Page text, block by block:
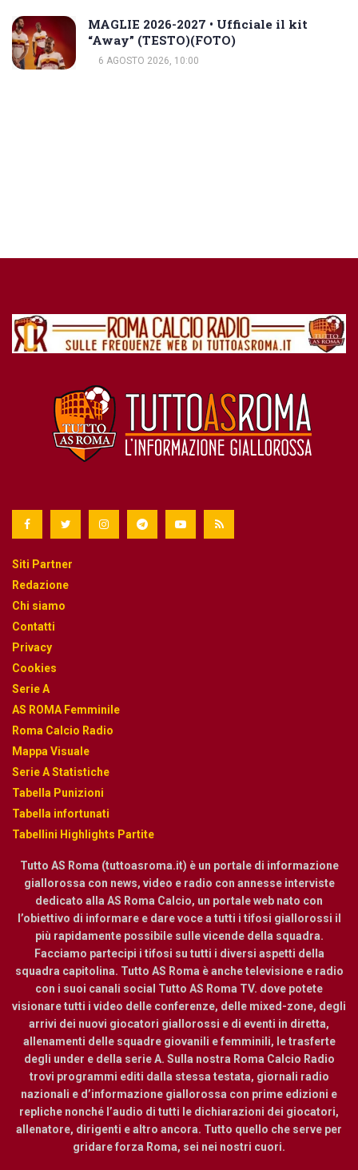
MAGLIE 2026-2027 • Ufficiale il kit
“Away” (TESTO)(FOTO)
6 AGOSTO 2026, 10:00
Siti Partner
Redazione
Chi siamo
Contatti
Privacy
Cookies
Serie A
AS ROMA Femminile
Roma Calcio Radio
Mappa Visuale
Serie A Statistiche
Tabella Punizioni
Tabella infortunati
Tabellini Highlights Partite
Tutto AS Roma (tuttoasroma.it) è un portale di informazione
giallorossa con news, video e radio con annesse interviste
dedicato alla AS Roma Calcio, un portale web nato con
l’obiettivo di informare e dare voce a tutti i tifosi giallorossi il
più rapidamente possibile sulle vicende della squadra.
Facciamo partecipi i tifosi su tutti i diversi aspetti della
squadra capitolina. Tutto AS Roma è anche televisione e radio
con i suoi canali social Tutto AS Roma TV. dove potete
visionare tutti i video delle conferenze, delle mixed-zone, degli
arrivi dei nuovi giocatori giallorossi e di eventi in diretta,
allenamenti delle squadre giovanili e femminili, le trasferte
degli under e della serie A. Sulla nostra Roma Calcio Radio
trovi programmi editi dalla stessa testata, giornali radio
nazionali e d’informazione giallorossa con prime edizioni e
repliche nonché l’audio di tutti le dichiarazioni dei giocatori,
allenatore, dirigenti e altro ancora. Tutto quello che serve per
gridare forza Roma, sei nei nostri cuori.